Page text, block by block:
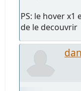
PS: le hover
de le decouvrir